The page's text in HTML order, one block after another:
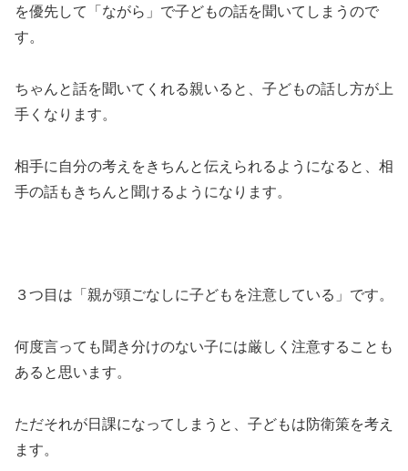
を優先して「ながら」で子どもの話を聞いてしまうので
す。
ちゃんと話を聞いてくれる親いると、子どもの話し方が上
手くなります。
相手に自分の考えをきちんと伝えられるようになると、相
手の話もきちんと聞けるようになります。
３つ目は「親が頭ごなしに子どもを注意している」です。
何度言っても聞き分けのない子には厳しく注意することも
あると思います。
ただそれが日課になってしまうと、子どもは防衛策を考え
ます。